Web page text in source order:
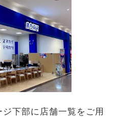
下部に店舗一覧をご用